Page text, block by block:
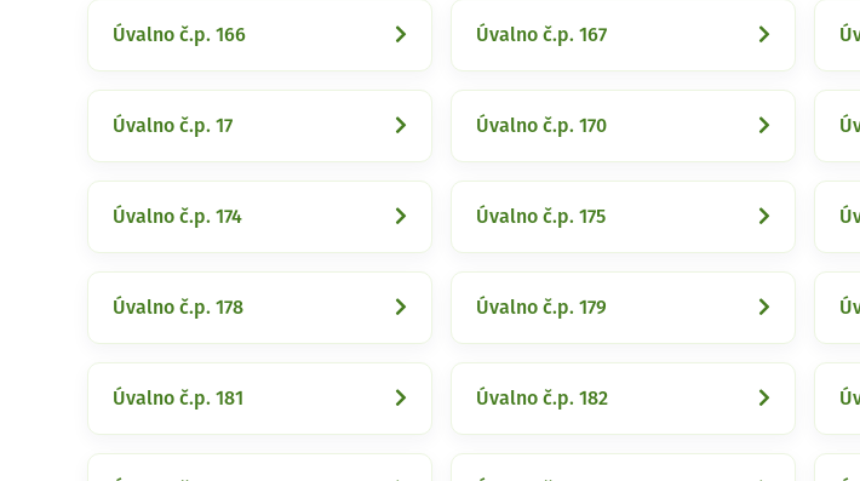
Úvalno č.p. 166 Úvalno č.p. 167
Úvalno č.p. 17 Úvalno č.p. 170
Úvalno č.p. 174 Úvalno č.p. 175
Úvalno č.p. 178 Úvalno č.p. 179
Úvalno č.p. 181 Úvalno č.p. 182